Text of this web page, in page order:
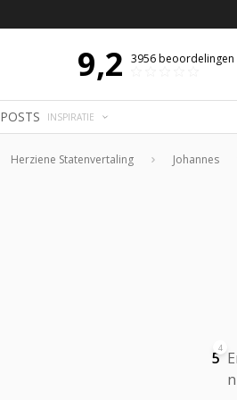
9,2 3956beoordelingen
POSTS INSPIRATIE
Herziene Statenvertaling Johannes
5
4